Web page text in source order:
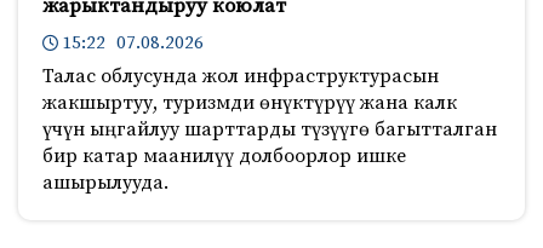
жарыктандыруу коюлат
15:22 07.08.2026
Талас облусунда жол инфраструктурасын
жакшыртуу, туризмди өнүктүрүү жана калк
үчүн ыңгайлуу шарттарды түзүүгө багытталган
бир катар маанилүү долбоорлор ишке
ашырылууда.